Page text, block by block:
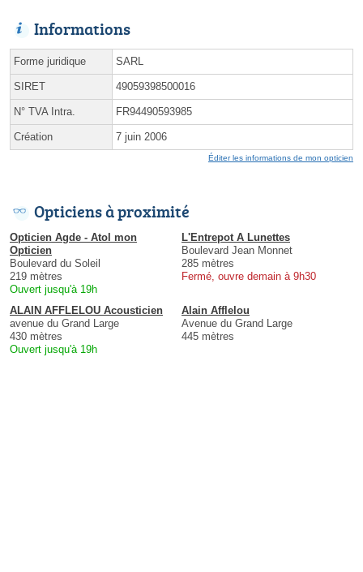
Informations
Forme juridique SARL
SIRET 49059398500016
N° TVA Intra. FR94490593985
Création 7 juin 2006
Éditer les informations de mon opticien
Opticiens à proximité
Opticien Agde - Atol mon
Opticien
Boulevard du Soleil
219 mètres
Ouvert jusqu'à 19h
L'Entrepot A Lunettes
Boulevard Jean Monnet
285 mètres
Fermé, ouvre demain à 9h30
ALAIN AFFLELOU Acousticien
avenue du Grand Large
430 mètres
Ouvert jusqu'à 19h
Alain Afflelou
Avenue du Grand Large
445 mètres